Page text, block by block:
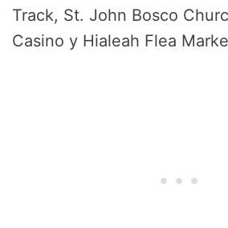
Track, St. John Bosco
Casino y Hialeah Flea